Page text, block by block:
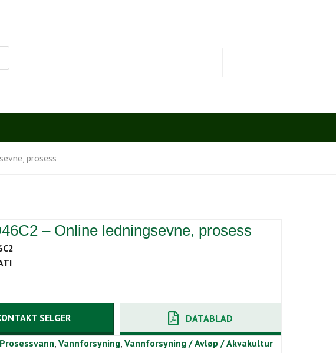
prosess
– Online ledningsevne, prosess
SELGER DATABLAD
Prosessvann Vannforsyning Vannforsyning / Avløp / Akvakultur